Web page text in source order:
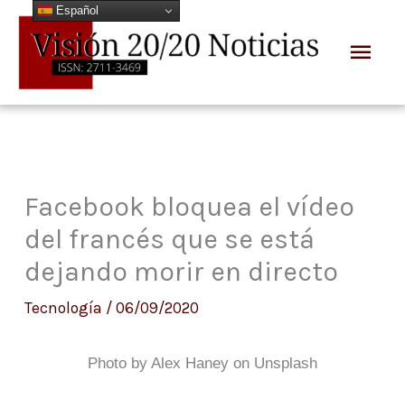
contenido
Facebook bloquea el vídeo
del francés que se está
dejando morir en directo
Tecnología / 06/09/2020
Photo by Alex Haney on Unsplash
Español